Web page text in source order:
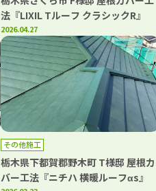
法『LIXIL Tルーフ クラシックR』
2026.04.27
その他施工
栃木県下都賀郡野木町 T様邸 屋根カ
バー工法『ニチハ 横暖ルーフαs』